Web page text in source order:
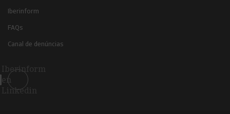
Iberinform
FAQs
Canal de denúncias
Iberinform
en
Linkedin